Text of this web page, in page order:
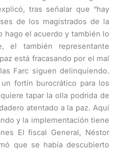
tras señalar que “hay
de los magistrados de la
hago el acuerdo y también lo
el también representante
está fracasando por el mal
Farc siguen delinquiendo.
fortín burocrático para los
tapar la olla podrida de
atentado a la paz. Aquí
y la implementación tiene
El fiscal General, Néstor
que se había descubierto